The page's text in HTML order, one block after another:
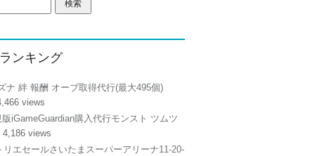
ンキング
ナ 絆 報酬 オーブ取得代行(最大495個)
views
iGameGuardian購入代行モンスト ツムツ
4,186 views
リエセールさいたまスーパーアリーナ11-20-